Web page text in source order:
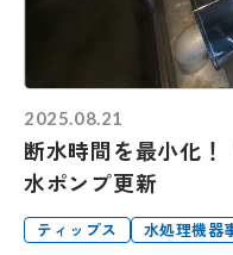
2025.08.21
断水時間を最小化
水ポンプ更新
ティップス 水処理機器